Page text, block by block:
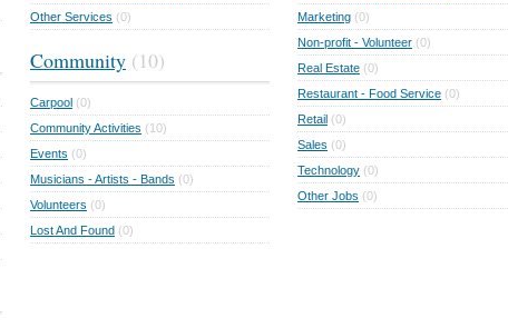
Other Services (0)
Community (10)
Carpool (0)
Community Activities (10)
Events (0)
Musicians - Artists - Bands (0)
Volunteers (0)
Lost And Found (0)
Marketing (0)
Non-profit - Volunteer (0)
Real Estate (0)
Restaurant - Food Service (0)
Retail (0)
Sales (0)
Technology (0)
Other Jobs (0)